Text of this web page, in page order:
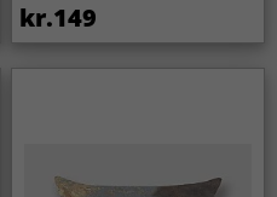
kr.149